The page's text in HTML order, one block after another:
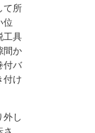
て所
位
工具
間か
付バ
付け
外し